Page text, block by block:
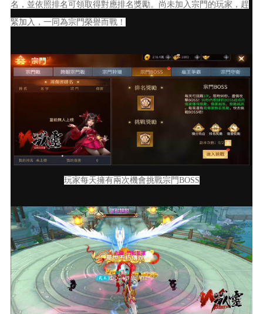
名，並依照排名可領取得對應排名獎勵。尚未加入宗門的玩家，趕
緊加入，一同為宗門榮譽而戰！
玩家每天擁有兩次機會挑戰宗門BOSS